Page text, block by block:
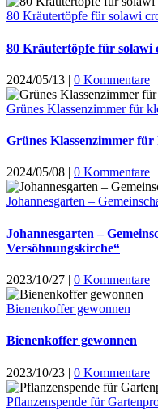
80 Kräutertöpfe für solawi
80 Kräutertöpfe für solawi
2024/05/13 | 0 Kommentare
Grünes Klassenzimmer für
Grünes Klassenzimmer
2024/05/08 0 Kommentare
Johannesgarten –
Johannesgarten –
Versöhnungskirche“
2023/10/27 | 0 Kommentare
Bienenkoffer gewonnen
Bienenkoffer gewonnen
2023/10/23 | 0 Kommentare
Pflanzenspende für